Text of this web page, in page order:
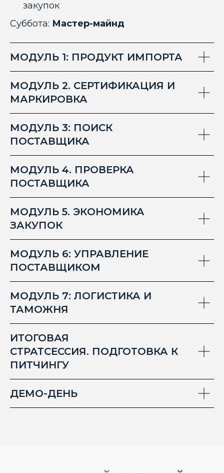
закупок
Суббота: Мастер-майнд
МОДУЛЬ 1: ПРОДУКТ ИМПОРТА
МОДУЛЬ 2. СЕРТИФИКАЦИЯ И
МАРКИРОВКА
МОДУЛЬ 3: ПОИСК
ПОСТАВЩИКА
МОДУЛЬ 4. ПРОВЕРКА
ПОСТАВЩИКА
МОДУЛЬ 5. ЭКОНОМИКА
ЗАКУПОК
МОДУЛЬ 6: УПРАВЛЕНИЕ
ПОСТАВЩИКОМ
МОДУЛЬ 7: ЛОГИСТИКА И
ТАМОЖНЯ
ИТОГОВАЯ
СТРАТСЕССИЯ. ПОДГОТОВКА К
ПИТЧИНГУ
ДЕМО-ДЕНЬ
Основной ведущий
программы